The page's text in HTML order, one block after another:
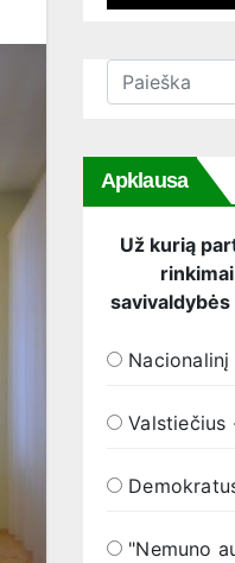
Apklausa
Už kurią
Valstiečius
"Nemuno